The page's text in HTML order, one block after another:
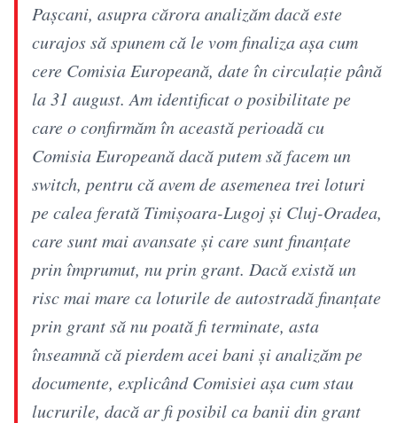
Paşcani, asupra cărora analizăm dacă este
curajos să spunem că le vom finaliza aşa cum
cere Comisia Europeană, date în circulaţie până
la 31 august. Am identificat o posibilitate pe
care o confirmăm în această perioadă cu
Comisia Europeană dacă putem să facem un
switch, pentru că avem de asemenea trei loturi
pe calea ferată Timişoara-Lugoj şi Cluj-Oradea,
care sunt mai avansate şi care sunt finanţate
prin împrumut, nu prin grant. Dacă există un
risc mai mare ca loturile de autostradă finanţate
prin grant să nu poată fi terminate, asta
înseamnă că pierdem acei bani şi analizăm pe
documente, explicând Comisiei aşa cum stau
lucrurile, dacă ar fi posibil ca banii din grant